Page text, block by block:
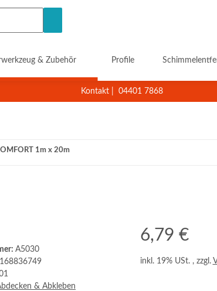
& Zubehör Profile
Kontakt 04401 7868
1m x 20m
A5030
& Abkleben
6,79 €
inkl. 19% USt. , zzgl.